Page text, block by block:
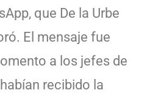
que De la Urbe
El mensaje fue
a los jefes de
recibido la